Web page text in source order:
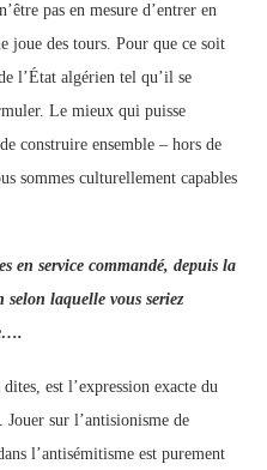
pas en mesure d’entrer en
joue des tours. Pour que ce soit
l’État algérien tel qu’il se
Le mieux qui puisse
construire ensemble – hors de
sommes culturellement capables
en service commandé, depuis la
selon laquelle vous seriez
est l’expression exacte du
sur l’antisionisme de
l’antisémitisme est purement